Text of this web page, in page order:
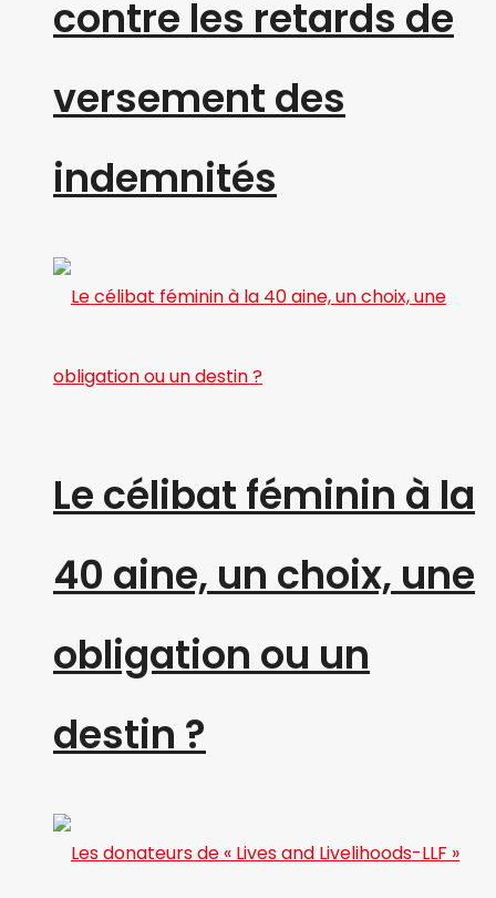
contre les retards de
versement des
indemnités
Le célibat féminin à la
40 aine, un choix, une
obligation ou un
destin ?